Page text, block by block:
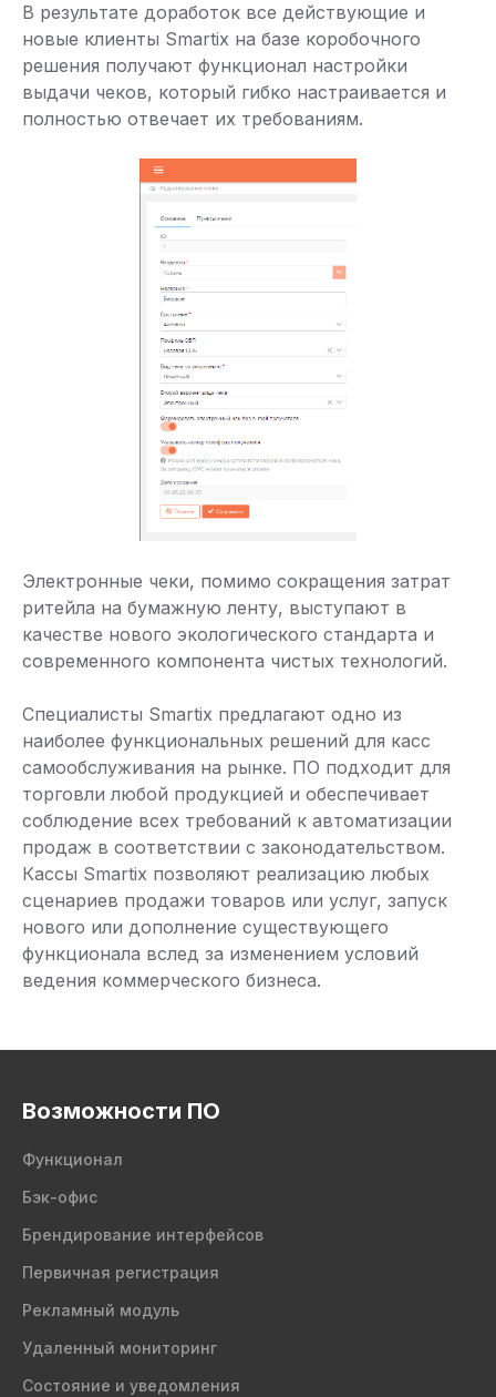
В результате доработок все действующие и
новые клиенты Smartix на базе коробочного
решения получают функционал настройки
выдачи чеков, который гибко настраивается и
полностью отвечает их требованиям.
Электронные чеки, помимо сокращения затрат
ритейла на бумажную ленту, выступают в
качестве нового экологического стандарта и
современного компонента чистых технологий.
Специалисты Smartix предлагают одно из
наиболее функциональных решений для касс
самообслуживания на рынке. ПО подходит для
торговли любой продукцией и обеспечивает
соблюдение всех требований к автоматизации
продаж в соответствии с законодательством.
Кассы Smartix позволяют реализацию любых
сценариев продажи товаров или услуг, запуск
нового или дополнение существующего
функционала вслед за изменением условий
ведения коммерческого бизнеса.
Возможности ПО
Функционал
Бэк-офис
Брендирование интерфейсов
Первичная регистрация
Рекламный модуль
Удаленный мониторинг
Состояние и уведомления